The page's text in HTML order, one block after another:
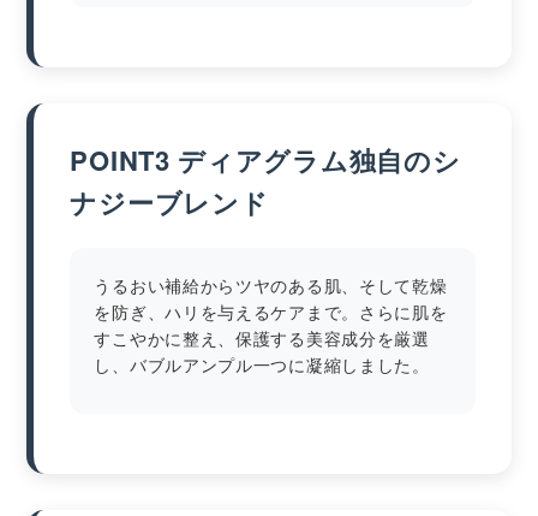
POINT3 ディアグラム独自のシ
ナジーブレンド
うるおい補給からツヤのある肌、そして乾燥
を防ぎ、ハリを与えるケアまで。さらに肌を
すこやかに整え、保護する美容成分を厳選
し、バブルアンプル一つに凝縮しました。